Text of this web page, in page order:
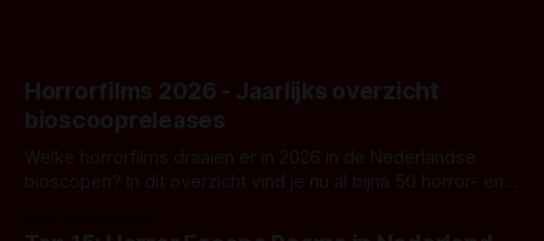
Horrorfilms 2026 - Jaarlijks overzicht
bioscoopreleases
Welke horrorfilms draaien er in 2026 in de Nederlandse
bioscopen? In dit overzicht vind je nu al bijna 50 horror- en